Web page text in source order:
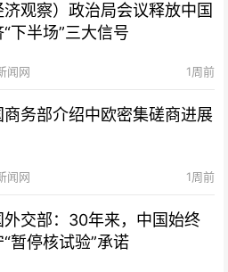
济观察）政治局会议释放中国
下半场”三大信号
闻网 1周前
商务部介绍中欧密集磋商进展
闻网 1周前
外交部：30年来，中国始终
暂停核试验”承诺